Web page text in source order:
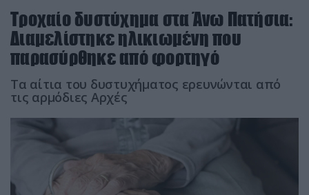
Τροχαίο δυστύχημα στα Άνω Πατήσια:
Διαμελίστηκε ηλικιωμένη που
παρασύρθηκε από φορτηγό
Τα αίτια του δυστυχήματος ερευνώνται από
τις αρμόδιες Αρχές